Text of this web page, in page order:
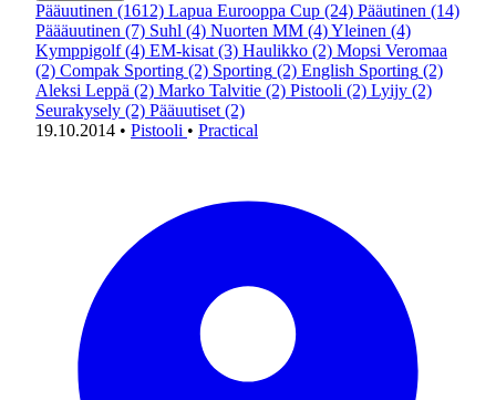
Pääuutinen (1612) Lapua Eurooppa Cup (24) Pääutinen (14)
Päääuutinen (7) Suhl (4) Nuorten MM (4)Yleinen (4)
Kymppigolf (4) EM-kisat (3) Haulikko (2) Mopsi Veromaa
(2) Compak Sporting (2) Sporting (2) English Sporting (2)
Aleksi Leppä (2) Marko Talvitie (2) Pistooli (2) Lyijy (2)
Seurakysely (2) Pääuutiset (2)
19.10.2014 • Pistooli • Practical